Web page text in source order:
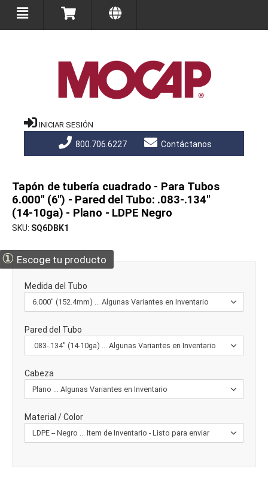
INICIAR SESIÓN
800.706.6227 Contáctanos
Tapón de tubería cuadrado - Para Tubos
6.000" (6") - Pared del Tubo: .083-.134"
(14-10ga) - Plano - LDPE Negro
SKU SQ6DBK1
① Escoge tu producto
Medida del Tubo
Pared del Tubo
Cabeza
Material / Color